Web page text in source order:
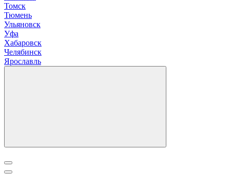
Томск
Тюмень
Ульяновск
Уфа
Хабаровск
Челябинск
Ярославль